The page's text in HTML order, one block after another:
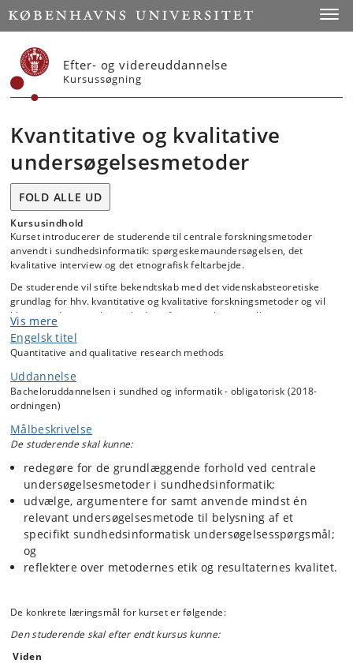
Start
Efter- og videreuddannelse
Kursussøgning
Kvantitative og kvalitative
undersøgelsesmetoder
FOLD ALLE UD
Kursusindhold
Kurset introducerer de studerende til centrale forskningsmetoder
anvendt i sundhedsinformatik: spørgeskemaundersøgelsen, det
kvalitative interview og det etnografisk feltarbejde.
De studerende vil stifte bekendtskab med det videnskabsteoretiske
grundlag for hhv. kvantitative og kvalitative forskningsmetoder og vil
blive introduceret til vigtigheden af sammenhæng mellem
erkendelsesinteresse, undersøgelsesspørgsmål, metodevalg og
analyse. Der vil være særligt fokus på de specifikke metoders
kendetegn, anvendelsesområder, kvalitetssikring samt
forskningsetik. Datahåndtering, værktøjer til dataindsamling og -
analyse samt egen professionelle rolle i det digitale samfund vil
desuden blive berørt.
De studerende skal arbejde selvstændigt med anvendelsen af mindst
én undersøgelsesmetode til belysning af en sundhedsinformatisk
relevant problemstilling.
Vis mere
Engelsk titel
Quantitative and qualitative research methods
Uddannelse
Bacheloruddannelsen i sundhed og informatik - obligatorisk (2018-
ordningen)
Målbeskrivelse
De studerende skal kunne:
redegøre for de grundlæggende forhold ved centrale
undersøgelsesmetoder i sundhedsinformatik;
udvælge, argumentere for samt anvende mindst én
relevant undersøgelsesmetode til belysning af et
specifikt sundhedsinformatisk undersøgelsesspørgsmål;
og
reflektere over metodernes etik og resultaternes kvalitet.
De konkrete læringsmål for kurset er følgende:
Den studerende skal efter endt kursus kunne:
Viden